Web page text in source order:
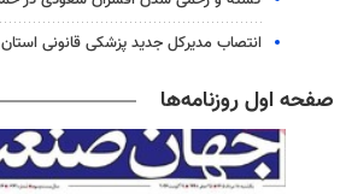
انتصاب مدیرکل جدید پزشکی قانونی استان
صفحه اول روزنامه‌ها